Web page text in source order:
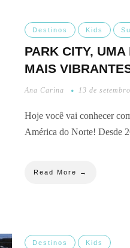
Destinos Kids
PARK CITY,
MAIS
Ana Carina 13 de
Hoje você vai conhecer
América do Norte! Desde
Read More →
Destinos Kids